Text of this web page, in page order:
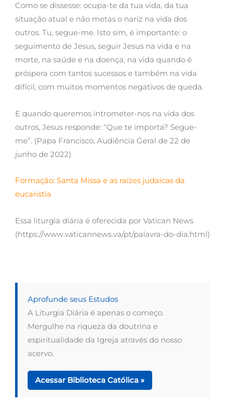
Como se dissesse: ocupa-te da tua vida, da tua
situação atual e não metas o nariz na vida dos
outros. Tu, segue-me. Isto sim, é importante: o
seguimento de Jesus, seguir Jesus na vida e na
morte, na saúde e na doença, na vida quando é
próspera com tantos sucessos e também na vida
difícil, com muitos momentos negativos de queda.
E quando queremos intrometer-nos na vida dos
outros, Jesus responde: “Que te importa? Segue-
me”. (Papa Francisco, Audiência Geral de 22 de
junho de 2022)
Formação: Santa Missa e as raízes judaicas da
eucaristia
Essa liturgia diária é oferecida por Vatican News
(https://www.vaticannews.va/pt/palavra-do-dia.html)
Aprofunde seus Estudos
A Liturgia Diária é apenas o começo.
Mergulhe na riqueza da doutrina e
espiritualidade da Igreja através do nosso
acervo.
Acessar Biblioteca Católica »